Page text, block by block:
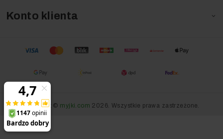
Konto klienta 
Copyright © myjki.com 2026. Wszystkie prawa zastrzeżone.